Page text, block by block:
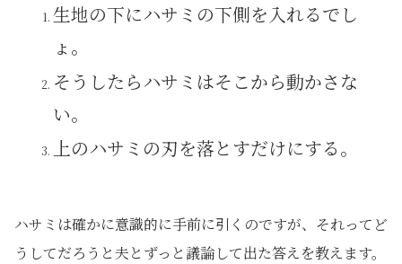
生地の下にハサミの下側を入れるでし
ょ。
そうしたらハサミはそこから動かさな
い。
上のハサミの刃を落とすだけにする。
ハサミは確かに意識的に手前に引くのですが、それってど
うしてだろうと夫とずっと議論して出た答えを教えます。